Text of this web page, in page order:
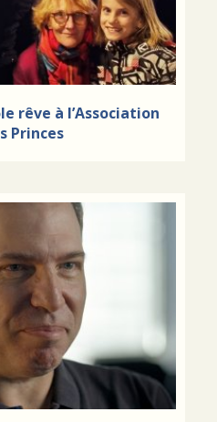
rêve à l’Association
Princes